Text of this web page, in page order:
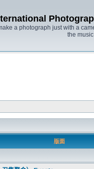
a photograph just with a
the
版面